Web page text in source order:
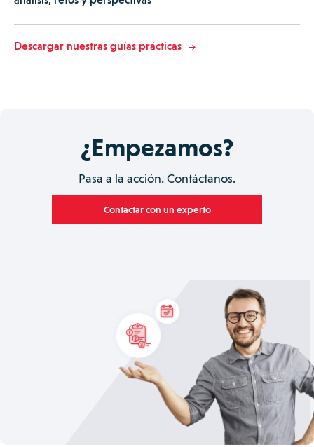
Descargar nuestras guías prácticas
¿Empezamos?
Pasa a la acción. Contáctanos.
Contactar con un experto